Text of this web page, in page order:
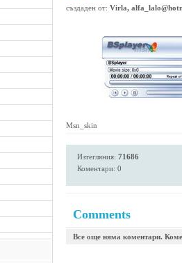
създаден от: Virla,
Msn_skin
Изтегляния: 71686
Коментари: 0
Comments
Все още няма коментари.